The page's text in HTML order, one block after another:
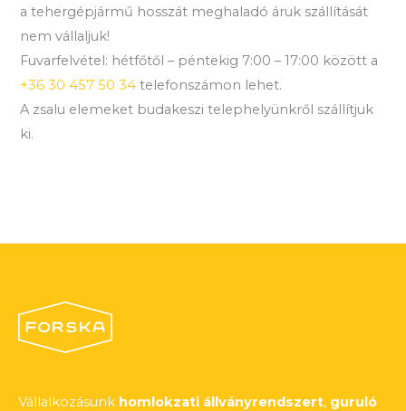
a tehergépjármű hosszát meghaladó áruk szállítását
nem vállaljuk!
Fuvarfelvétel: hétfőtől – péntekig 7:00 – 17:00 között a
+36 30 457 50 34 telefonszámon lehet.
A zsalu elemeket budakeszi telephelyünkről szállítjuk
ki.
Vállalkozásunk homlokzati állványrendszert, guruló